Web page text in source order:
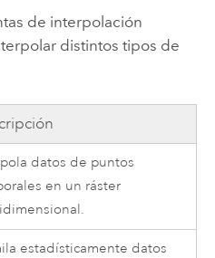
de interpolación
distintos tipos de
datos de puntos
en un ráster
estadísticamente datos